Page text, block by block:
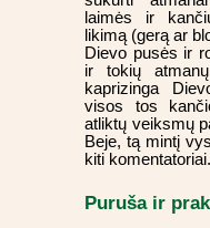
laimės ir
likimą (gerą ar
Dievo pusės ir
ir tokių
kaprizinga
visos tos
atliktų veiksmų
Beje, tą mintį
kiti komentatoriai.
Puruša ir